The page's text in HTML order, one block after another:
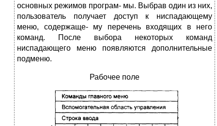
основных режимов програм- мы. Выбрав один из них,
пользователь получает доступ к ниспадающему
меню, содержаще- му перечень входящих в него
команд. После выбора некоторых команд
ниспадающего меню появляются дополнительные
подменю.
Рабочее поле